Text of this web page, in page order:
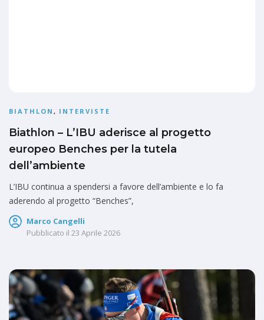
BIATHLON , INTERVISTE
Biathlon – L’IBU aderisce al progetto
europeo Benches per la tutela
dell’ambiente
L’IBU continua a spendersi a favore dell’ambiente e lo fa
aderendo al progetto “Benches”,
Marco Cangelli
Pubblicato il 23 Aprile 2026